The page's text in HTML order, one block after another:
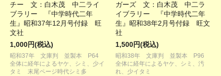
チー 文：白木茂 中二ライ
ブラリー 『中学時代二年
生』昭和37年12月号付録 旺
文社
1,000円(税込)
昭和37年 文庫判 並製本 P64
全体に経年によるヤケ、シミ、少イ
タミ 末尾ページ時代シミ多
ガーズ 文：白木茂 中二ラ
イブラリー 『中学時代二年
生』昭和38年2月号付録 旺文
社
1,500円(税込)
昭和38年 文庫判 並製本 P96
全体に経年によるヤケ、シミ、汚
れ、少イタミ